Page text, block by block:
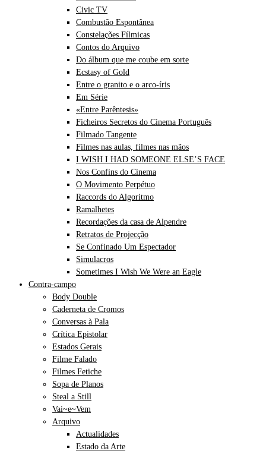
Civic TV
Combustão Espontânea
Constelações Fílmicas
Contos do Arquivo
Do álbum que me coube em sorte
Ecstasy of Gold
Entre o granito e o arco-íris
Em Série
«Entre Parêntesis»
Ficheiros Secretos do Cinema Português
Filmado Tangente
Filmes nas aulas, filmes nas mãos
I WISH I HAD SOMEONE ELSE’S FACE
Nos Confins do Cinema
O Movimento Perpétuo
Raccords do Algoritmo
Ramalhetes
Recordações da casa de Alpendre
Retratos de Projecção
Se Confinado Um Espectador
Simulacros
Sometimes I Wish We Were an Eagle
Contra-campo
Body Double
Caderneta de Cromos
Conversas à Pala
Crítica Epistolar
Estados Gerais
Filme Falado
Filmes Fetiche
Sopa de Planos
Steal a Still
Vai~e~Vem
Arquivo
Actualidades
Estado da Arte